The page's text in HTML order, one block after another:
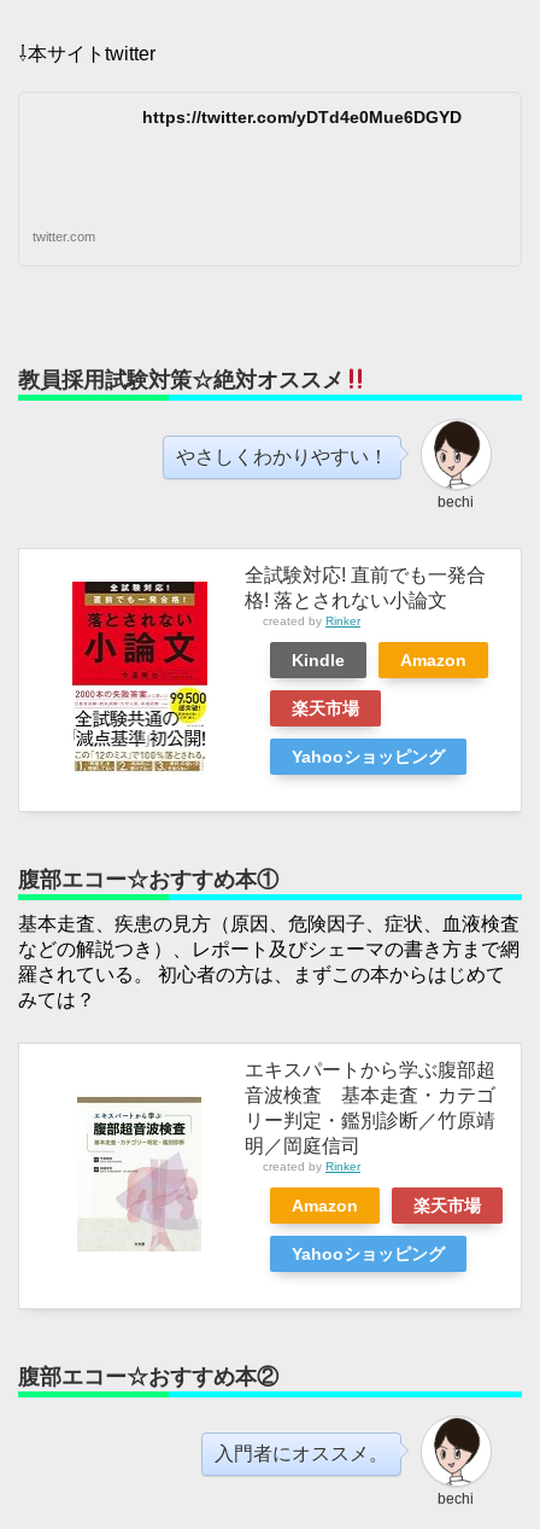
⇩本サイトtwitter
https://twitter.com/yDTd4e0Mue6DGYD
twitter.com
教員採用試験対策☆絶対オススメ
bechi
やさしくわかりやすい！
全試験対応! 直前でも一発合
格! 落とされない小論文
created by Rinker
Kindle Amazon
楽天市場
Yahooショッピング
腹部エコー☆おすすめ本①
基本走査、疾患の見方（原因、危険因子、症状、血液検査
などの解説つき）、レポート及びシェーマの書き方まで網
羅されている。 初心者の方は、まずこの本からはじめて
みては？
エキスパートから学ぶ腹部超
音波検査 基本走査・カテゴ
リー判定・鑑別診断／竹原靖
明／岡庭信司
created by Rinker
Amazon 楽天市場
Yahooショッピング
腹部エコー☆おすすめ本②
bechi
入門者にオススメ。